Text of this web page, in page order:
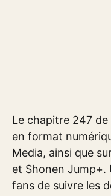
Le chapitre 247
en format
Media, ainsi que
et Shonen Jump+.
fans de suivre les